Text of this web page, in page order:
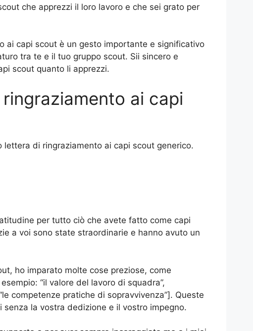
che apprezzi il loro lavoro e che sei grato per
ai capi scout è un gesto importante e significativo
tra te e il tuo gruppo scout. Sii sincero e
scout quanto li apprezzi.
ai capi
di ringraziamento ai capi scout generico.
per tutto ciò che avete fatto come capi
a voi sono state straordinarie e hanno avuto un
ho imparato molte cose preziose, come
“il valore del lavoro di squadra”,
competenze pratiche di sopravvivenza”]. Queste
la vostra dedizione e il vostro impegno.